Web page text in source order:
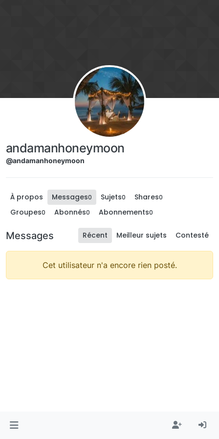
andamanhoneymoon
@andamanhoneymoon
À propos Messages0 Sujets0 Shares0
Groupes0 Abonnés0 Abonnements0
Messages Récent Meilleur sujets Contesté
Cet utilisateur n'a encore rien posté.